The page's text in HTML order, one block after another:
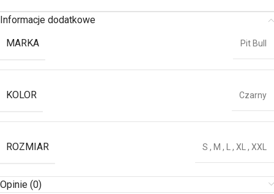
Informacje dodatkowe
MARKA
Pit Bull
KOLOR Czarny
ROZMIAR S , M , L, XL, XXL
Opinie (0)